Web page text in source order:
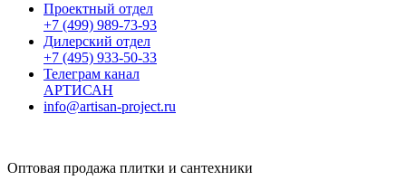
Проектный отдел
+7 (499) 989-73-93
Дилерский отдел
+7 (495) 933-50-33
Телеграм канал
АРТИСАН
info@artisan-project.ru
Оптовая продажа плитки и сантехники